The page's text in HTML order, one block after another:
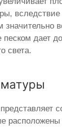
вследствие
песком дает
света.